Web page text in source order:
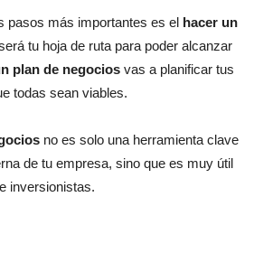
pasos más importantes es el hacer un
tu hoja de ruta para poder alcanzar
plan de negocios vas a planificar tus
todas sean viables.
no es solo una herramienta clave
de tu empresa, sino que es muy útil
inversionistas.